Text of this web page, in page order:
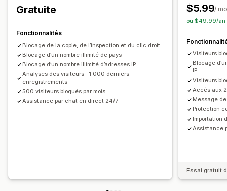
Téléchargement d’image
Extensions espionnes
Outils de développeur
Alertes e-mail
Gratuite
Fonctionnalités
Blocage de la copie, de l’inspection et du clic droit
Blocage d’un nombre illimité de pays
Blocage d’un nombre illimité d’adresses IP
Analyses des visiteurs : 1 000 derniers
enregistrements
500 visiteurs bloqués par mois
Assistance par chat en direct 24/7
$5.99/
ou $49.99/an
Visiteurs
Blocage
IP
Visiteurs
Accès aux
Message
Protection
Importation
Assistance
Essai gratuit